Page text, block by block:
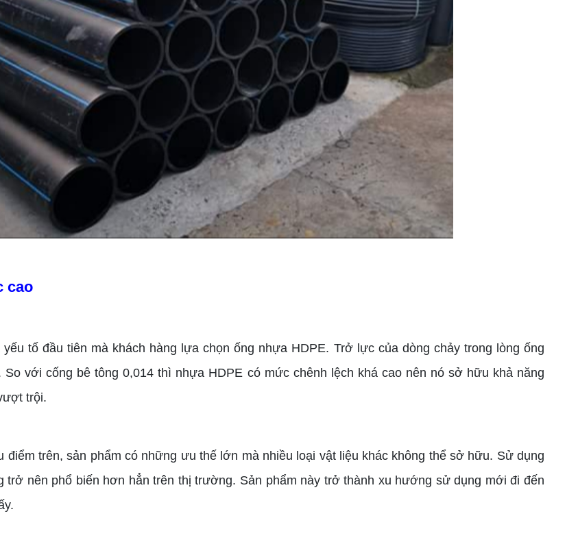
cao
tố đầu tiên mà khách hàng lựa chọn ống nhựa HDPE. Trở lực của dòng chảy trong lòng ống
So với cống bê tông 0,014 thì nhựa HDPE có mức chênh lệch khá cao nên nó sở hữu khả năng
trội.
điểm trên, sản phẩm có những ưu thế lớn mà nhiều loại vật liệu khác không thể sở hữu. Sử dụng
trở nên phổ biến hơn hẳn trên thị trường. Sản phẩm này trở thành xu hướng sử dụng mới đi đến